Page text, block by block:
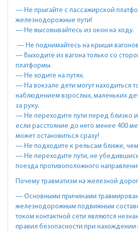
— Не прыгайте с пассажирской
железнодорожные пути!
— Не высовывайтесь из окон на ходу.
— Не поднимайтесь на крыши
— Выходите из вагона только со
платформы.
— Не ходите на путях.
— На вокзале дети могут находиться
наблюдением взрослых, маленьких
за руку.
— Не переходите пути перед близко
если расстояние до него менее 400
может остановиться сразу!
— Не подходите к рельсам ближе, чем
— Не переходите пути, не убедившись
поезда противоположного
Почему травматизм на железной
— Основными причинами
железнодорожным подвижным
током контактной сети являются
правил безопасности при нахождении